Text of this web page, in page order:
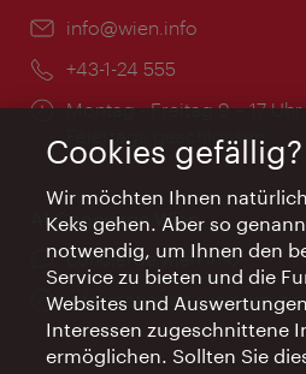
Email:
info@wien.info
Telefon:
+43-1-24 555
Öffnungszeiten:
Montag - Freitag 9 – 17 Uhr
Feiertags geschlossen
AI Concierge Wien
Ort:
concierge.wien.info
Öffnungszeiten:
Informationen rund um die
Cookies gefällig?
Wir möchten Ihnen
Keks gehen. Aber so
notwendig, um Ihnen den
Service zu bieten und die
Websites und
Interessen zugeschnittene
ermöglichen. Sollten Sie